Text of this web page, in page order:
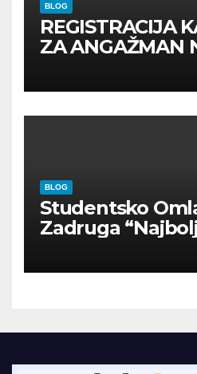
BLOG
REGISTRACIJA
ZA ANGAŽMAN
BLOG
Studentsko
Zadruga